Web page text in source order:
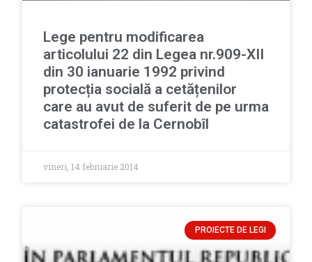
Lege pentru modificarea
articolului 22 din Legea nr.909-XII
din 30 ianuarie 1992 privind
protecția socială a cetățenilor
care au avut de suferit de pe urma
catastrofei de la Cernobîl
vineri, 14 februarie 2014
PROIECTE DE LEGI